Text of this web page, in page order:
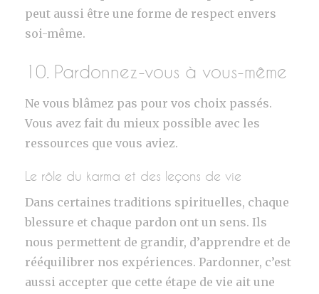
peut aussi être une forme de respect envers
soi-même.
10. Pardonnez-vous à vous-même
Ne vous blâmez pas pour vos choix passés.
Vous avez fait du mieux possible avec les
ressources que vous aviez.
Le rôle du karma et des leçons de vie
Dans certaines traditions spirituelles, chaque
blessure et chaque pardon ont un sens. Ils
nous permettent de grandir, d’apprendre et de
rééquilibrer nos expériences. Pardonner, c’est
aussi accepter que cette étape de vie ait une